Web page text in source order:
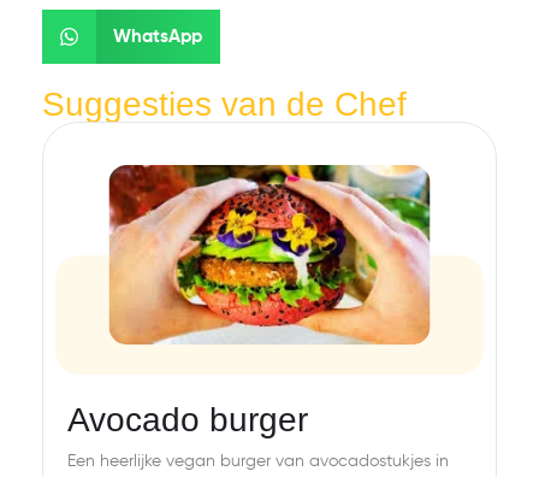
WhatsApp
Suggesties van de Chef
Avocado burger
Een heerlijke vegan burger van avocadostukjes in